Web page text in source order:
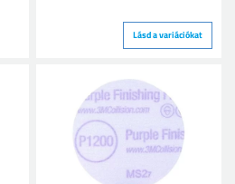
Lásd a variációkat